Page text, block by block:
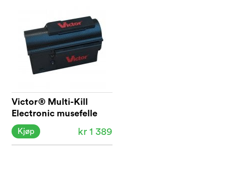
Victor® Multi-Kill
Electronic musefelle
M260
kr 1 389
Kjøp